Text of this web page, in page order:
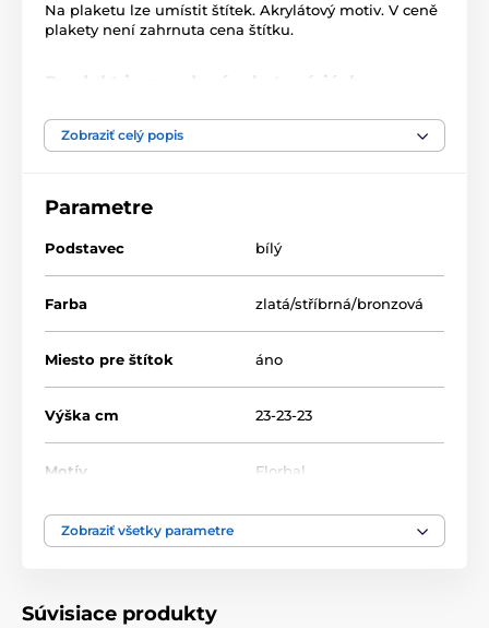
Na plaketu lze umístit štítek. Akrylátový motiv. V ceně
plakety není zahrnuta cena štítku.
Produkt je zaradený v kategóriách
Florbal Plastové plakety
Zobraziť celý popis
Parametre
Podstavec bílý
Farba zlatá/stříbrná/bronzová
Miesto pre štítok áno
Výška cm 23-23-23
Motív Florbal
Typ ocenenia
Zobraziť všetky parametre
Súvisiace produkty